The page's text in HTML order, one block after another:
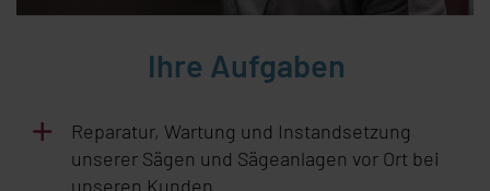
Ihre Aufgaben
Reparatur, Wartung und Instandsetzung
unserer Sägen und Sägeanlagen vor Ort bei
unseren Kunden